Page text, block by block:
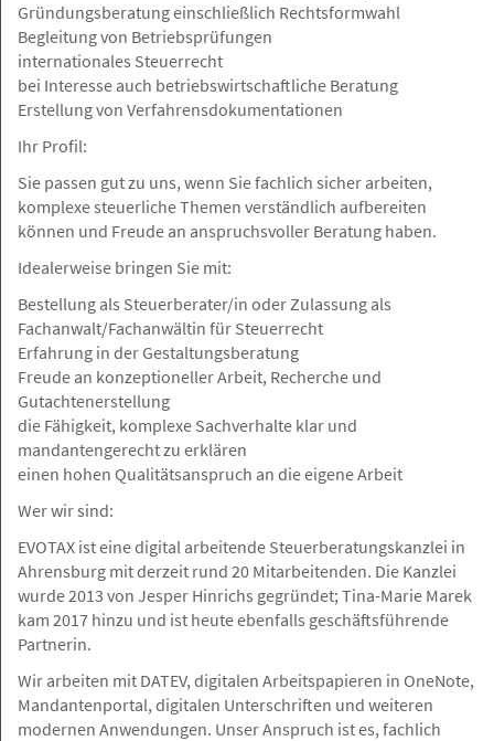
Rödingsmarkt 20, 20459 Hamburg
Polnischkenntnissen im Bereich
Handels- und Gesellschaftsrecht Voll-,
Teilzeit/ freier Mitarbeit
Grau Rechtsanwälte PartGmbB
Rödingsmarkt 20, 20459 Hamburg Angebot
08.05.2026
Buchhalter (m/w/d) für RA-Micro
Teilzeit/ Minijob/ freier Mitarbeit
Grau Rechtsanwälte PartGmbB
Ahrensburg / Hamburg
08.05.2026
Gründungsberatung einschließlich Rechtsformwahl
Begleitung von Betriebsprüfungen
internationales Steuerrecht
bei Interesse auch betriebswirtschaftliche Beratung
Erstellung von Verfahrensdokumentationen
Ihr Profil:
Sie passen gut zu uns, wenn Sie fachlich sicher arbeiten,
komplexe steuerliche Themen verständlich aufbereiten
können und Freude an anspruchsvoller Beratung haben.
Idealerweise bringen Sie mit:
Bestellung als Steuerberater/in oder Zulassung als
Fachanwalt/Fachanwältin für Steuerrecht
Erfahrung in der Gestaltungsberatung
Freude an konzeptioneller Arbeit, Recherche und
Gutachtenerstellung
die Fähigkeit, komplexe Sachverhalte klar und
mandantengerecht zu erklären
einen hohen Qualitätsanspruch an die eigene Arbeit
Wer wir sind:
EVOTAX ist eine digital arbeitende Steuerberatungskanzlei in
Ahrensburg mit derzeit rund 20 Mitarbeitenden. Die Kanzlei
wurde 2013 von Jesper Hinrichs gegründet; Tina-Marie Marek
kam 2017 hinzu und ist heute ebenfalls geschäftsführende
Partnerin.
Wir arbeiten mit DATEV, digitalen Arbeitspapieren in OneNote,
Mandantenportal, digitalen Unterschriften und weiteren
modernen Anwendungen. Unser Anspruch ist es, fachlich